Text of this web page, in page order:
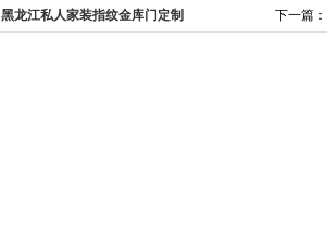
黑龙江私人家装指纹金库门定制 下一篇：